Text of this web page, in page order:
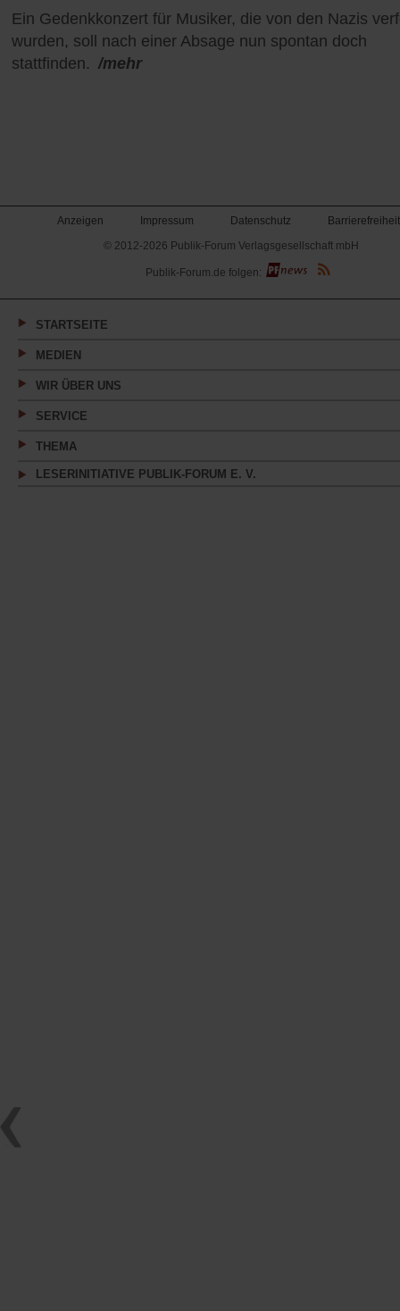
Ein Gedenkkonzert für Musiker, die von den Nazis
wurden, soll nach einer Absage nun spontan doch
stattfinden. /mehr
Anzeigen Impressum Datenschutz
Barrierefreiheit
© 2012-2026 Publik-Forum Verlagsgesellschaft mbH
(Öffnet
in
neuen
Publik-Forum.de folgen:
STARTSEITE
MEDIEN
WIR ÜBER UNS
SERVICE
THEMA
LESERINITIATIVE PUBLIK-FORUM E. V.